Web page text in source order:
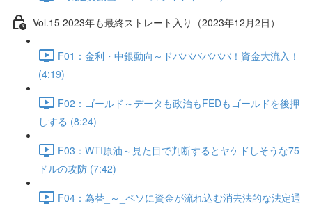
Vol.15 2023年も最終ストレート入り（2023年12月2日）
F01：金利・中銀動向～ドババババババ！資金大流入！
(4:19)
F02：ゴールド～データも政治もFEDもゴールドを後押
しする (8:24)
F03：WTI原油～見た目で判断するとヤケドしそうな75
ドルの攻防 (7:42)
F04：為替_～_ペソに資金が流れ込む消去法的な法定通